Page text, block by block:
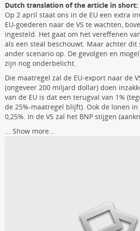
Dutch translation of the article in short:
Op 2 april staat ons in de EU een extra
EU-goederen naar de VS te wachten,
ingesteld. Het gaat om het vereffenen
als een steal beschouwt. Maar achter dit
ander scenario op. De gevolgen en
zijn nog onderbelicht.
Die maatregel zal de EU-export naar de
(ongeveer 200 miljard dollar) doen
van de EU is dat een terugval van 1%
de 25%-maatregel blijft). Ook de lonen in
0,25%. In de VS zal het BNP stijgen
... Show more...